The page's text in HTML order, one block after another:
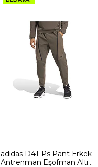
adidas D4T Ps Pant Erkek
Antrenman Eşofman Altı